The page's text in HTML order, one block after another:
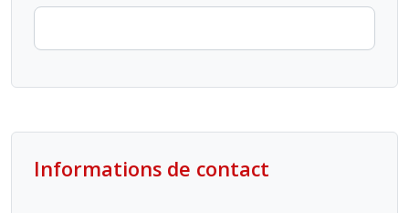
Informations de contact